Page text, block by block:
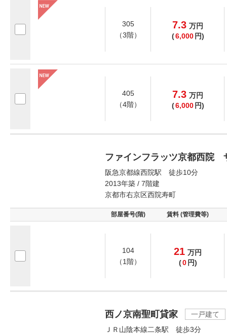
305
（3階）
7.3 万円
(6,000 円)
405
（4階）
7.3 万円
(6,000 円)
ファインフラッツ京都西院
阪急京都線西院駅 徒歩10分
2013年築 / 7階建
京都市右京区西院寿町
部屋番号(階) 賃料 (管理費等)
104
（1階）
21 万円
(0 円)
西ノ京南聖町貸家
一戸建て
ＪＲ山陰本線二条駅 徒歩3分